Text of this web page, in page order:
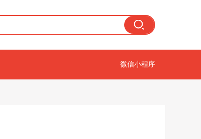
微信小程序